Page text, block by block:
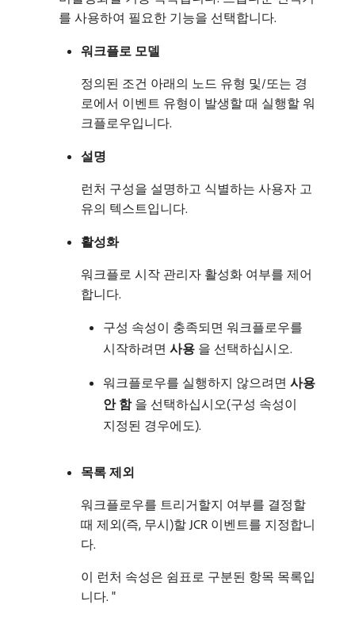
를 사용하여 필요한 기능을 선택합니다.
워크플로 모델
정의된 조건 아래의 노드 유형 및/또는 경
로에서 이벤트 유형이 발생할 때 실행할 워
크플로우입니다.
설명
런처 구성을 설명하고 식별하는 사용자 고
유의 텍스트입니다.
활성화
워크플로 시작 관리자 활성화 여부를 제어
합니다.
구성 속성이 충족되면 워크플로우를
시작하려면 사용 ​을 선택하십시오.
워크플로우를 실행하지 않으려면 사용
안 함​을 선택하십시오(구성 속성이
지정된 경우에도).
목록 제외
워크플로우를 트리거할지 여부를 결정할
때 제외(즉, 무시)할 JCR 이벤트를 지정합니
다.
이 런처 속성은 쉼표로 구분된 항목 목록입
니다. "